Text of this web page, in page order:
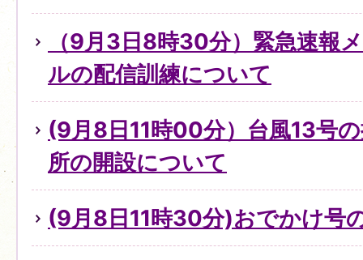
（9月3日8時30分）緊急速報
ルの配信訓練について
(9月8日11時00分）台風13号
所の開設について
(9月8日11時30分)おでかけ号